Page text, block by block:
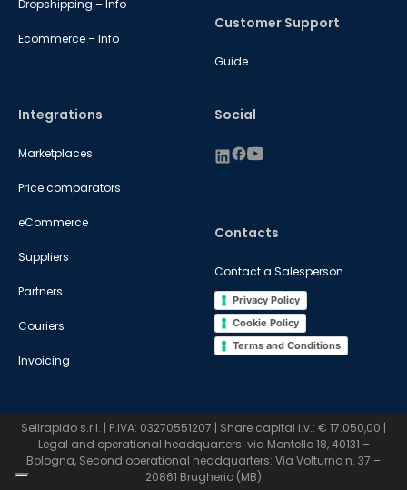
Dropshipping – Info
Ecommerce – Info
Integrations
Marketplaces
Price comparators
eCommerce
Suppliers
Partners
Couriers
Invoicing
Customer Support
Guide
Contacts
Contact a Salesperson
Privacy Policy
Cookie Policy
Terms and Conditions
Social
Sellrapido s.r.l. | P.IVA: 03270551207 | Share capital i.v.: € 17.050,00 |
Legal and operational headquarters: via Montello 18, 40131 –
Bologna, Second operational headquarters: Via Volturno n. 37 –
20861 Brugherio (MB)